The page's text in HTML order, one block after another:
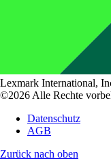
Lexmark International,
©2026 Alle Rechte
Datenschutz
AGB
Zurück nach oben